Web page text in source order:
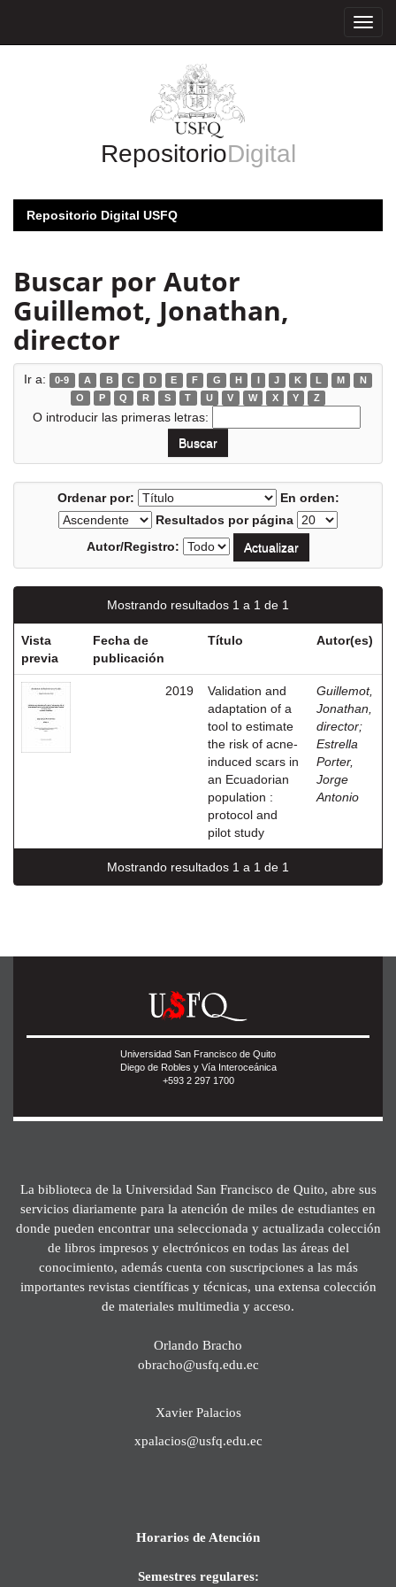
RepositorioDigital
Repositorio Digital USFQ
Buscar por Autor
Guillemot, Jonathan,
director
Ir a: 0-9 A B C D E F G H I J K L M
N
O
P Q R S T U V W X Y Z
O introducir las primeras letras:
Ordenar por:
En orden:
Resultados por página
Autor/Registro:
Mostrando resultados 1 a 1 de 1
Vista
previa
Fecha de
publicación
Título Autor(es)
2019
Validation and
adaptation of a
tool to estimate
the risk of acne-
induced scars in
an Ecuadorian
population :
protocol and
pilot study
Guillemot,
Jonathan,
director;
Estrella
Porter,
Jorge
Antonio
Mostrando resultados 1 a 1 de 1
Universidad San Francisco de Quito
Diego de Robles y Vía Interoceánica
+593 2 297 1700
La biblioteca de la Universidad San Francisco de Quito, abre sus
servicios diariamente para la atención de miles de estudiantes en
donde pueden encontrar una seleccionada y actualizada colección
de libros impresos y electrónicos en todas las áreas del
conocimiento, además cuenta con suscripciones a las más
importantes revistas científicas y técnicas, una extensa colección
de materiales multimedia y acceso.
Orlando Bracho
obracho@usfq.edu.ec
Xavier Palacios
xpalacios@usfq.edu.ec
Horarios de Atención
Semestres regulares: